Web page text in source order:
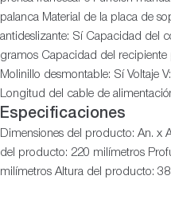
palanca Material de la placa de
antideslizante: Sí Capacidad del
gramos Capacidad del
Molinillo desmontable: Sí Voltaje
Longitud del cable de
Especificaciones
Dimensiones del producto: An. x
del producto: 220 milímetros
milímetros Altura del producto: